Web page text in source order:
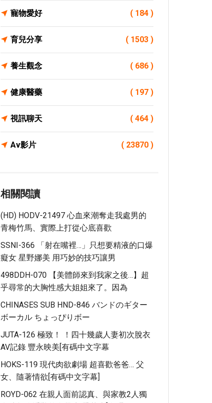
寵物愛好 ( 184 )
育兒分享 ( 1503 )
養生觀念 ( 686 )
健康醫藥 ( 197 )
視訊聊天 ( 464 )
Av影片 ( 23870 )
相關閱讀
(HD) HODV-21497 心血來潮奪走我處男的
青梅竹馬、實際上打從心底喜歡
SSNI-366 「射在嘴裡…」只想要精液的口爆
癡女 星野娜美 用巧妙的技巧讓男
498DDH-070 【美體師來到我家之後…】超
乎尋常的大胸性感大姐姐來了。因為
CHINASES SUB HND-846 バンドのギター
ボーカル ちょっぴりボー
JUTA-126 極致！ ！四十幾歲人妻初次脫衣
AV記錄 豐永映美[有碼中文字幕
HOKS-119 現代肉欲劇場 超喜歡爸爸… 父
女、隨著情欲[有碼中文字幕]
ROYD-062 在親人面前認真、與家教2人獨